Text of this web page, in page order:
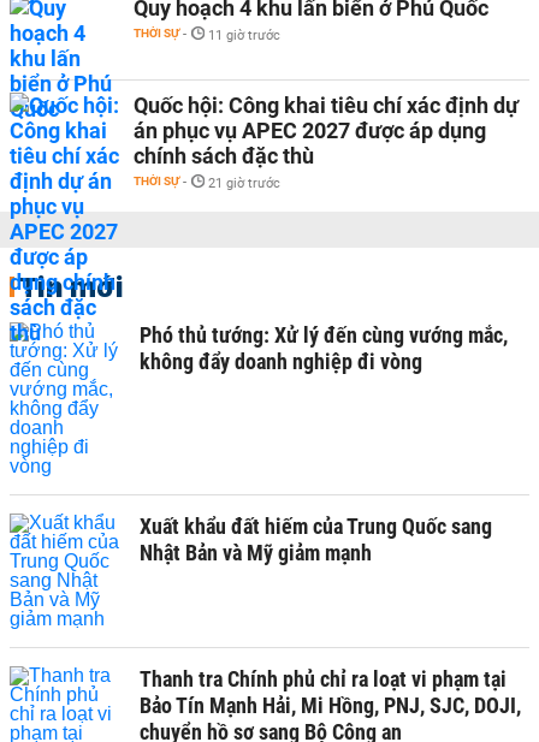
Quy hoạch 4 khu lấn biển ở Phú Quốc
THỜI SỰ - 11 giờ trước
Quốc hội: Công khai tiêu chí xác định dự
án phục vụ APEC 2027 được áp dụng
chính sách đặc thù
THỜI SỰ - 21 giờ trước
Tin mới
Phó thủ tướng: Xử lý đến cùng vướng mắc,
không đẩy doanh nghiệp đi vòng
Xuất khẩu đất hiếm của Trung Quốc sang
Nhật Bản và Mỹ giảm mạnh
Thanh tra Chính phủ chỉ ra loạt vi phạm tại
Bảo Tín Mạnh Hải, Mi Hồng, PNJ, SJC, DOJI,
chuyển hồ sơ sang Bộ Công an